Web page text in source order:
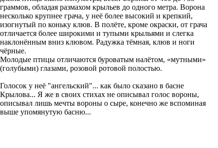
граммов, обладая размахом крыльев до одного метра. Ворона
несколько крупнее грача, у неё более высокий и крепкий,
изогнутый по коньку клюв. В полёте, кроме окраски, от грача
отличается более широкими и тупыми крыльями и слегка
наклонённым вниз клювом. Радужка тёмная, клюв и ноги
чёрные.
Молодые птицы отличаются буроватым налётом, «мутными»
(голубыми) глазами, розовой ротовой полостью.
Голосок у неё "ангельский"... как было сказано в басне
Крылова... Я же в своих стихах не описывал голос вороны,
описывал лишь мечты вороны о сыре, конечно же вспоминая
выше упомянутую басню...